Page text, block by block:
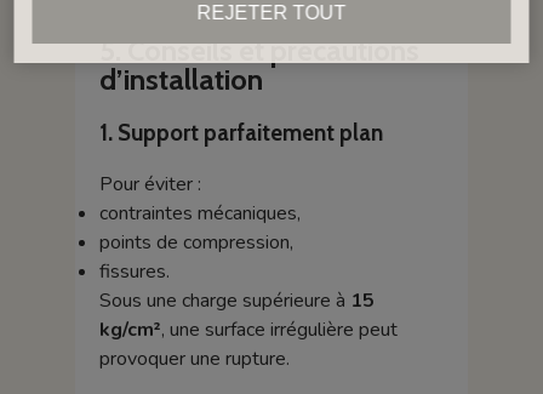
5. Conseils et précautions
d’installation
1. Support parfaitement plan
Pour éviter :
contraintes mécaniques,
points de compression,
fissures.
Sous une charge supérieure à 15
kg/cm², une surface irrégulière peut
provoquer une rupture.
REJETER TOUT